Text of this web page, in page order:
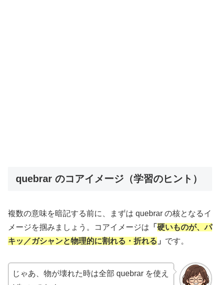
quebrar のコアイメージ（学習のヒント）
複数の意味を暗記する前に、まずは quebrar の核となるイ
メージを掴みましょう。コアイメージは 「 硬いものが、パ
キッ／ガシャンと物理的に割れる・折れる 」 です。
じゃあ、物が壊れた時は全部 quebrar を使え